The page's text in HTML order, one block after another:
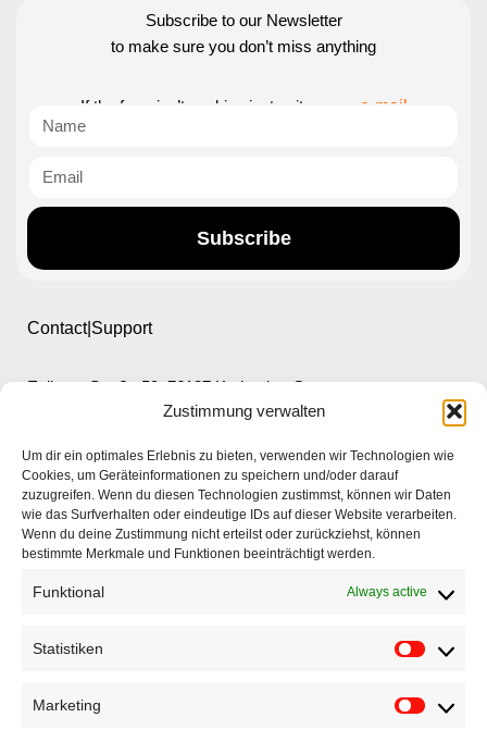
Zustimmung verwalten
Um dir ein optimales Erlebnis zu bieten, verwenden wir Technologien wie
Cookies, um Geräteinformationen zu speichern und/oder darauf
zuzugreifen. Wenn du diesen Technologien zustimmst, können wir Daten
wie das Surfverhalten oder eindeutige IDs auf dieser Website verarbeiten.
Wenn du deine Zustimmung nicht erteilst oder zurückziehst, können
bestimmte Merkmale und Funktionen beeinträchtigt werden.
Funktional Always active
Statistiken
Marketing
Subscribe to our Newsletter
to make sure you don’t miss anything
If the form isn’t working just write us an e-mail
Subscribe
Contact|Support
Ettlinger Straße 59, 76137 Karlsruhe, Germany
+49 721 668004230
Products